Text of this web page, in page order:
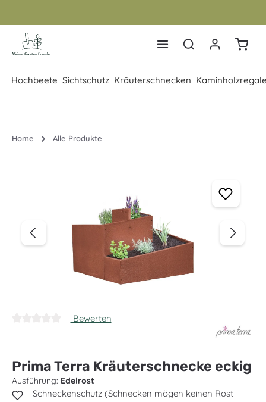
Hochbeete Sichtschutz Kräuterschnecken
Home Alle Produkte
Bewerten
Prima Terra Kräuterschnecke eckig
Ausführung: Edelrost
Schneckenschutz (Schnecken mögen keinen Rost